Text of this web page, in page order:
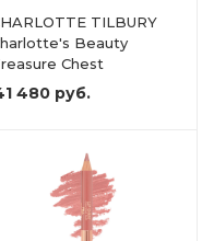
TILBURY
Beauty
Chest
480 руб.